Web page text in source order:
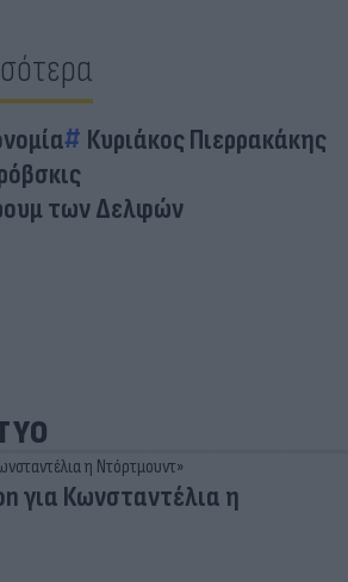
Κυριάκος Πιερρακάκης
των Δελφών
για Κωνσταντέλια η